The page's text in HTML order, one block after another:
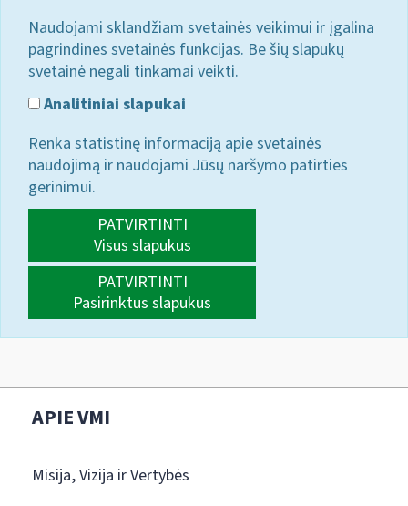
Naudojami sklandžiam svetainės veikimui ir įgalina
pagrindines svetainės funkcijas. Be šių slapukų
svetainė negali tinkamai veikti.
Analitiniai slapukai
Renka statistinę informaciją apie svetainės
naudojimą ir naudojami Jūsų naršymo patirties
gerinimui.
PATVIRTINTI
Visus slapukus
PATVIRTINTI
Pasirinktus slapukus
APIE VMI
Misija, Vizija ir Vertybės